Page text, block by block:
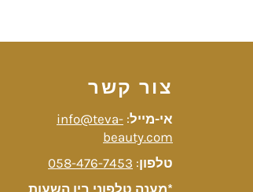
צור קשר
אי-מייל:
info@teva-
beauty.com
טלפון:
058-476-7453
*מענה טלפוני בין השעות